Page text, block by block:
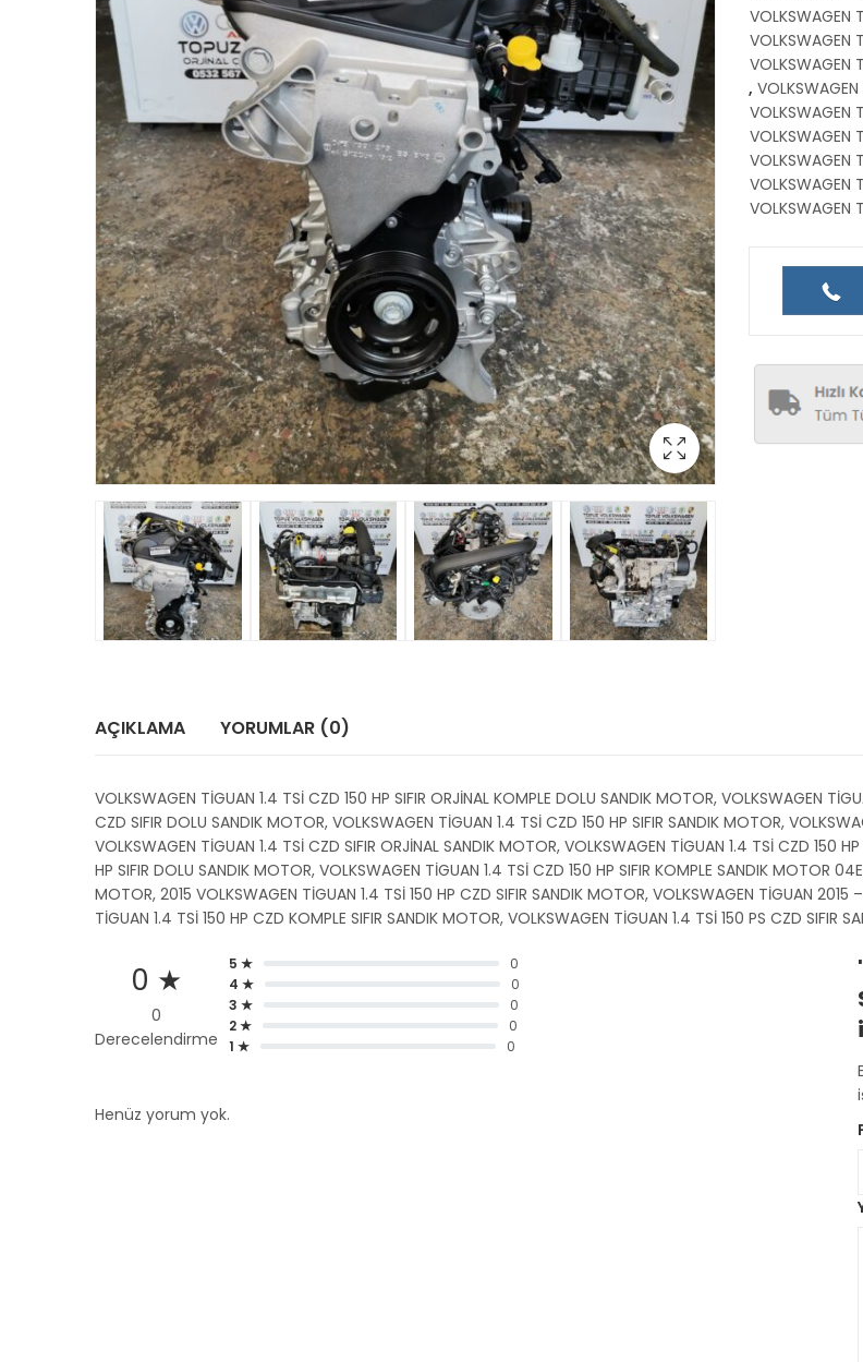
VOLKSWAGEN
VOLKSWAGEN
VOLKSWAGEN
,
VOLKSWAGEN
VOLKSWAGEN
VOLKSWAGEN
VOLKSWAGEN
VOLKSWAGEN
AÇIKLAMA YORUMLAR (0)
VOLKSWAGEN TİGUAN 1.4 TSİ CZD 150 HP SIFIR ORJİNAL KOMPLE DOLU SANDIK MOTOR, VOLKSWAGEN
CZD SIFIR DOLU SANDIK MOTOR, VOLKSWAGEN TİGUAN 1.4 TSİ CZD 150 HP SIFIR SANDIK MOTOR,
VOLKSWAGEN TİGUAN 1.4 TSİ CZD SIFIR ORJİNAL SANDIK MOTOR, VOLKSWAGEN TİGUAN 1.4 TSİ CZD 150
HP SIFIR DOLU SANDIK MOTOR, VOLKSWAGEN TİGUAN 1.4 TSİ CZD 150 HP SIFIR KOMPLE SANDIK MOTOR
MOTOR, 2015 VOLKSWAGEN TİGUAN 1.4 TSİ 150 HP CZD SIFIR SANDIK MOTOR, VOLKSWAGEN TİGUAN
TİGUAN 1.4 TSİ 150 HP CZD KOMPLE SIFIR SANDIK MOTOR, VOLKSWAGEN TİGUAN 1.4 TSİ 150 PS CZD SIFIR
0 ★
0
Derecelendirme
5 ★
0
4 ★
0
3 ★
0
2 ★
0
1 ★
0
Henüz yorum yok.